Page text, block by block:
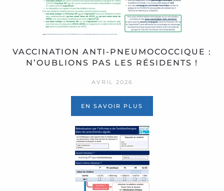
VACCINATION ANTI-PNEUMOCOCCIQUE :
N’OUBLIONS PAS LES RÉSIDENTS !
AVRIL 2026
EN SAVOIR PLUS